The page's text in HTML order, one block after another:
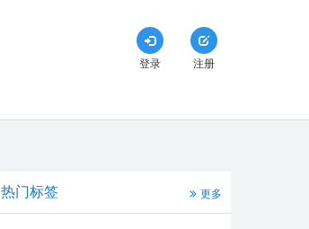
登录 注册
热门标签 更多